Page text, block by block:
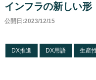
インフラの新しい形
公開日:2023/12/15
DX推進 DX用語 生産